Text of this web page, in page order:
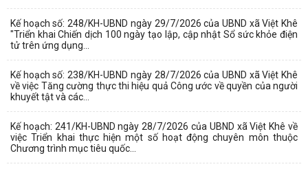
Kế hoạch số: 248/KH-UBND ngày 29/7/2026 của UBND xã Việt Khê
"Triển khai Chiến dịch 100 ngày tạo lập, cập nhật Sổ sức khỏe điện
tử trên ứng dụng...
Kế hoạch số: 238/KH-UBND ngày 28/7/2026 của UBND xã Việt Khê
về việc Tăng cường thực thi hiệu quả Công ước về quyền của người
khuyết tật và các...
Kế hoạch: 241/KH-UBND ngày 28/7/2026 của UBND xã Việt Khê về
việc Triển khai thực hiện một số hoạt động chuyên môn thuộc
Chương trình mục tiêu quốc...